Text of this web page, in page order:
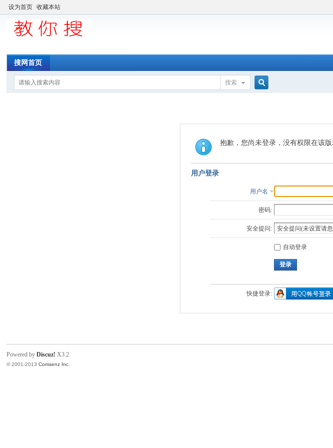
设为首页 收藏本站
搜网首页
搜索
索
抱歉，您尚未登录，没有权限在该
用户登录
用户名
密码:
安全提问:
自动登录
登录
快捷登录:
Powered byDiscuz! X3.2
© 2001-2013Comsenz Inc.